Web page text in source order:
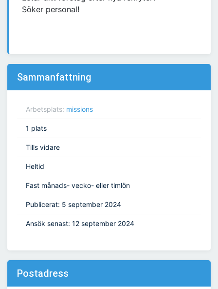
Söker personal!
Sammanfattning
Arbetsplats: missions
1 plats
Tills vidare
Heltid
Fast månads- vecko- eller timlön
Publicerat: 5 september 2024
Ansök senast: 12 september 2024
Postadress